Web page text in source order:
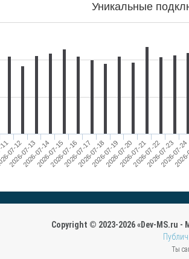
Уникальные
07-12
2026-07-132026-07-142026-07-152026-07-162026-07-172026-07-182026-07-192026-07-202026-07-212026-07-222026-07-232026-07-24
Copyright © 2023-2026 «Dev-MS.ru -
Ты